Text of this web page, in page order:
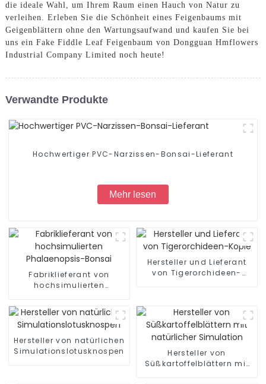
die ideale Wahl, um Ihrem Raum einen Hauch von Natur zu
verleihen. Erleben Sie die Schönheit eines Feigenbaums mit
Geigenblättern ohne den Wartungsaufwand und kaufen Sie bei
uns ein Fake Fiddle Leaf Feigenbaum von Dongguan Hmflowers
Industrial Company Limited noch heute!
Verwandte Produkte
Hochwertiger PVC-Narzissen-Bonsai-Lieferant
Mehr lesen
Fabriklieferant von
hochsimulierten
Hersteller und Lieferant
von Tigerorchideen-
Hersteller von natürlichen
Simulationslotusknospen
Hersteller von
Süßkartoffelblättern mit